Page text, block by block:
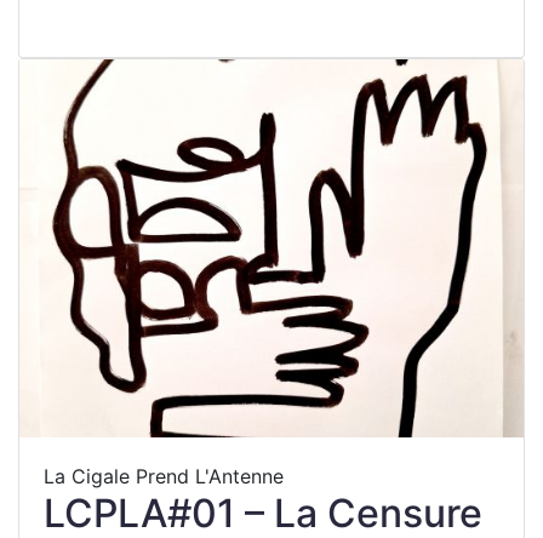
La Cigale Prend L'Antenne
LCPLA#01 – La Censure